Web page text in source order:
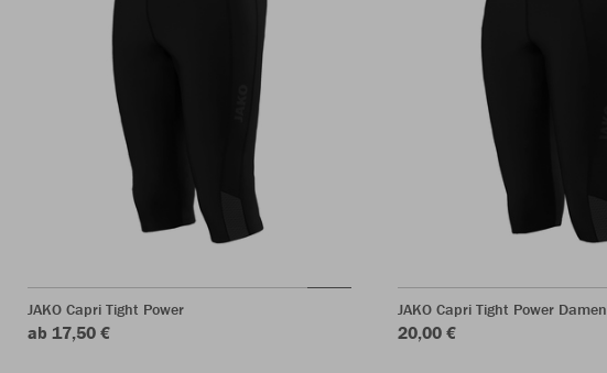
JAKO Capri Tight Power
ab 17,50 €
JAKO Capri Tight Power Damen
20,00 €